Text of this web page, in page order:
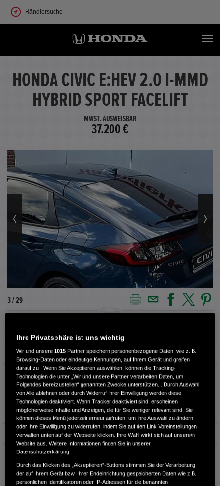
Händlersuche
HONDA CIVIC E:HEV 2.0 I-MMD
HYBRID SPORT FACELIFT
MWST. AUSWEISBAR
37.200 €
3 / 29
Außenfarbe Seabed Blue Pearl
Kilometerstand 1.500 km
Kraftstoffart Super
Getriebe Automatik
Türen 5
Leistung 135 kW / 184 PS
Hubraum
Erstzulassung 09.2025
Ihre Privatsphäre ist uns wichtig
Wir und unsere1015 Partner speichern personenbezogene Daten, wie z. B.
Browsing-Daten oder eindeutige Kennungen, auf Ihrem Gerät und greifen
darauf zu . Wenn Sie Akzeptieren auswählen, können die Tracking-
Technologien die unter „Wir und unsere Partner verarbeiten Daten, um
Folgendes bereitzustellen“ genannten Zwecke unterstützen. . Durch Auswahl
von Alle ablehnen oder durch Widerruf Ihrer Einwilligung werden diese
Technologien deaktiviert. Wenn Tracker deaktiviert sind, erscheinen
möglicherweise Inhalte und Anzeigen, die für Sie weniger relevant sind. Sie
können dieses Menü jederzeit erneut aufrufen, um Ihre Auswahl zu ändern
oder Ihre Einwilligung zu widerrufen, indem Sie auf den Link Voreinstellungen
verwalten unten auf der Webseite klicken. Ihre Wahl wirkt sich auf unsere/n
Website aus. Weitere Informationen finden Sie in unserer
Datenschutzerklärung.
Durch das Klicken des „Akzeptieren“-Buttons stimmen Sie der Verarbeitung
der auf Ihrem Gerät bzw. Ihrer Endeinrichtung gespeicherten Daten wie z.B.
persönlichen Identifikatoren oder IP-Adressen für die benannten